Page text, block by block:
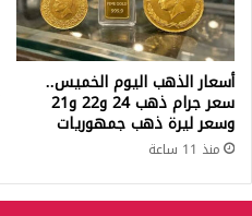
أسعار الذهب اليوم الخميس..
سعر جرام ذهب 24 و22 و21
وسعر ليرة ذهب جمهوريات
منذ 11 ساعة